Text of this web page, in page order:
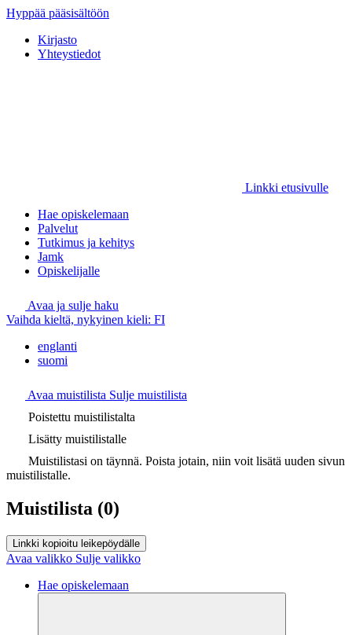
Hyppää pääsisältöön
Kirjasto
Yhteystiedot
Linkki etusivulle
Hae opiskelemaan
Palvelut
Tutkimus ja kehitys
Jamk
Opiskelijalle
Avaa ja sulje haku
Vaihda kieltä, nykyinen kieli: FI
englanti
suomi
Avaa muistilista Sulje muistilista
Poistettu muistilistalta
Lisätty muistilistalle
Muistilistasi on täynnä. Poista jotain, niin voit lisätä uuden sivun
muistilistalle.
Muistilista (0)
Linkki kopioitu leikepöydälle
Avaa valikko Sulje valikko
Hae opiskelemaan